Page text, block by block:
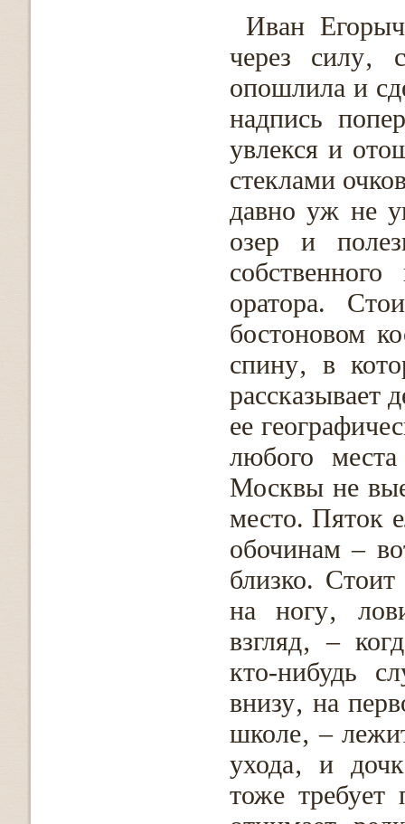
Иван Егорыч
через силу‚
опошлила и
надпись
увлекся и
стеклами
давно уж не
озер и
оратора.
бостоновом
спину‚ в
рассказывает
ее
любого
Москвы не
место. Пяток
обочинам –
близко.
на ногу‚
взгляд‚ –
кто-нибудь
внизу‚ на
школе‚ –
ухода‚ и
тоже требует